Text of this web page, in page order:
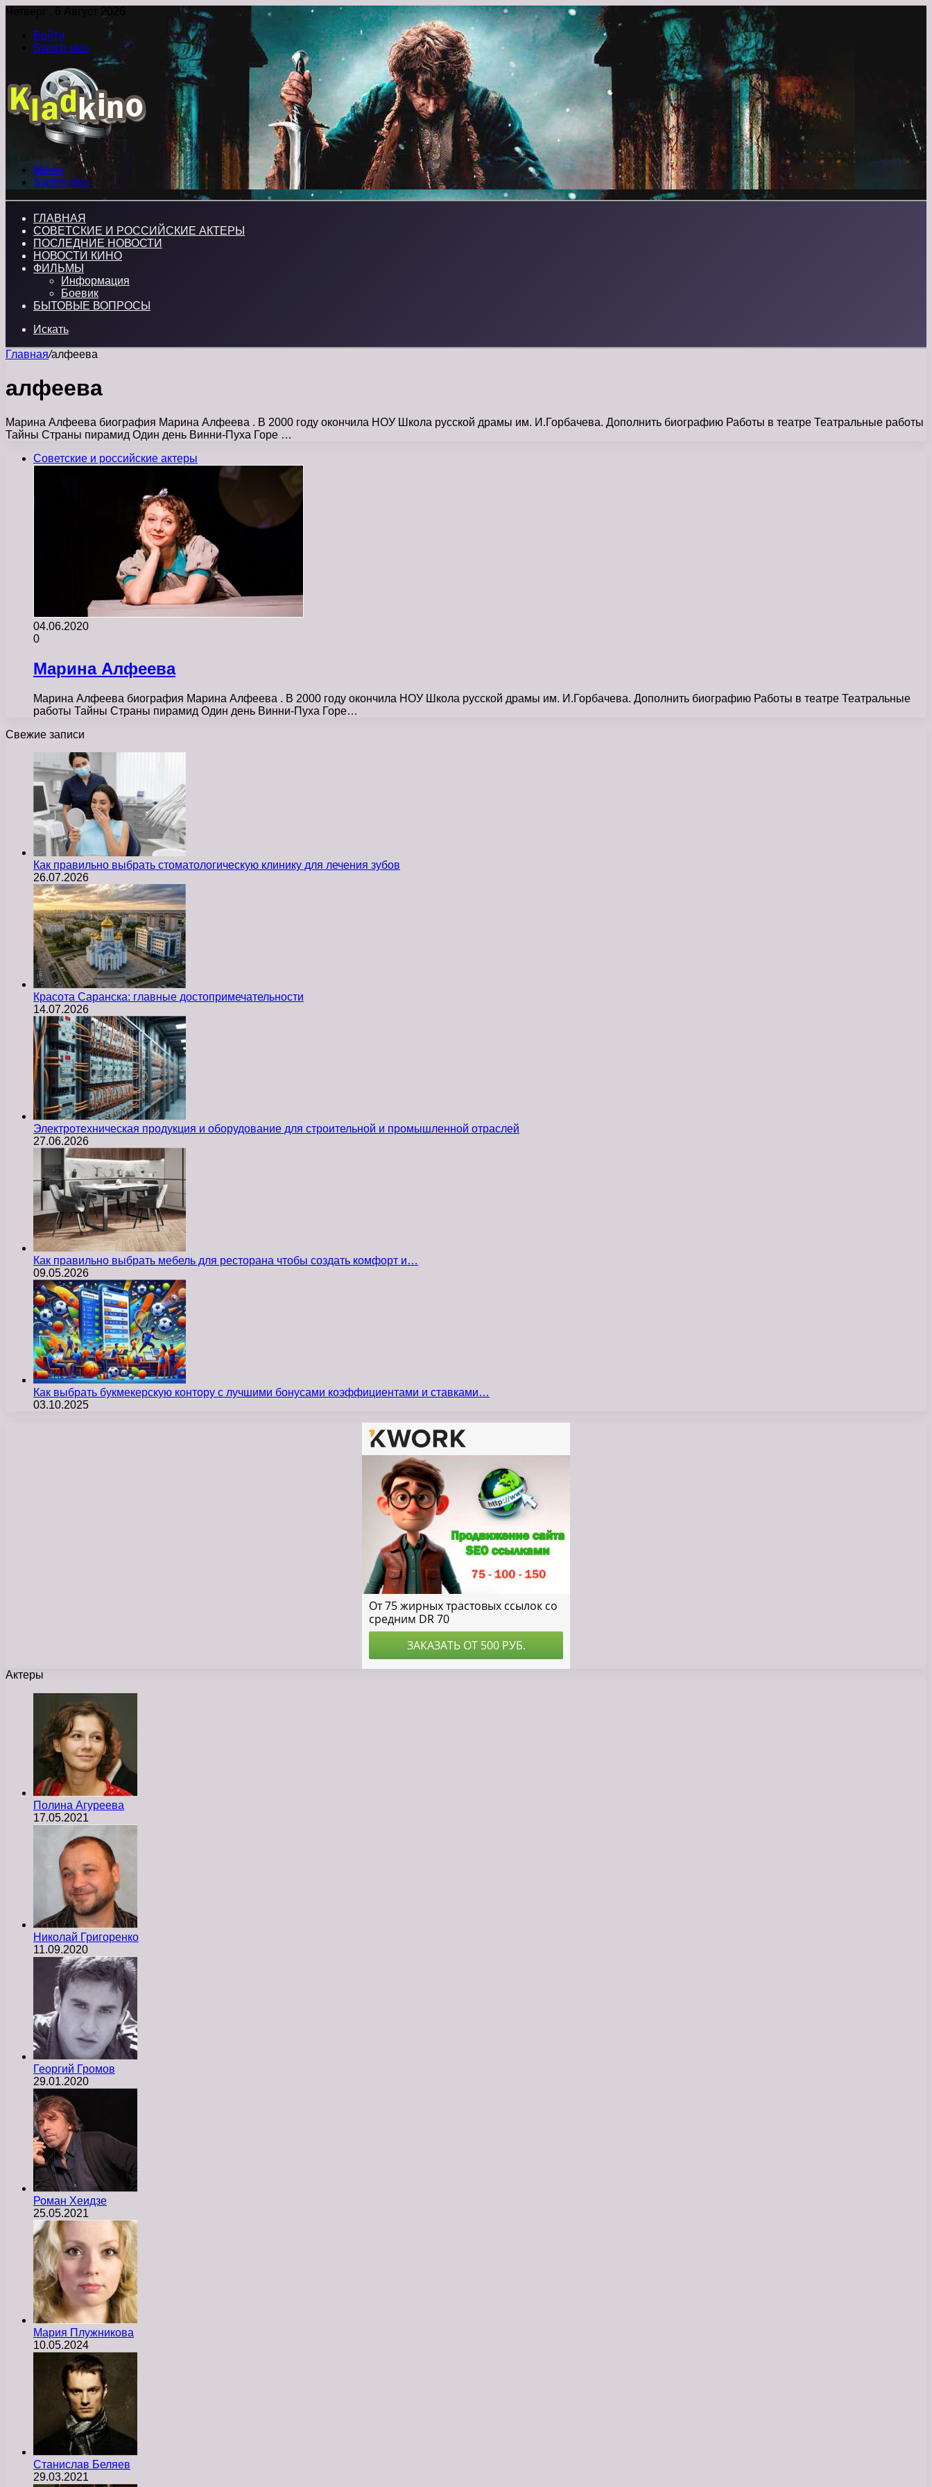
Четверг , 6 Август 2026
Войти
Switch skin
Меню
Switch skin
ГЛАВНАЯ
СОВЕТСКИЕ И РОССИЙСКИЕ АКТЕРЫ
ПОСЛЕДНИЕ НОВОСТИ
НОВОСТИ КИНО
ФИЛЬМЫ
Информация
Боевик
БЫТОВЫЕ ВОПРОСЫ
Искать
Главная/алфеева
алфеева
Марина Алфеева биография Марина Алфеева . В 2000 году окончила НОУ Школа русской драмы им. И.Горбачева. Дополнить биографию Работы в театре Театральные работы
Тайны Страны пирамид Один день Винни-Пуха Горе …
Советские и российские актеры
04.06.2020
0
Марина Алфеева
Марина Алфеева биография Марина Алфеева . В 2000 году окончила НОУ Школа русской драмы им. И.Горбачева. Дополнить биографию Работы в театре Театральные
работы Тайны Страны пирамид Один день Винни-Пуха Горе…
Свежие записи
Как правильно выбрать стоматологическую клинику для лечения зубов
26.07.2026
Красота Саранска: главные достопримечательности
14.07.2026
Электротехническая продукция и оборудование для строительной и промышленной отраслей
27.06.2026
Как правильно выбрать мебель для ресторана чтобы создать комфорт и…
09.05.2026
Как выбрать букмекерскую контору с лучшими бонусами коэффициентами и ставками…
03.10.2025
Актеры
Полина Агуреева
17.05.2021
Николай Григоренко
11.09.2020
Георгий Громов
29.01.2020
Роман Хеидзе
25.05.2021
Мария Плужникова
10.05.2024
Станислав Беляев
29.03.2021